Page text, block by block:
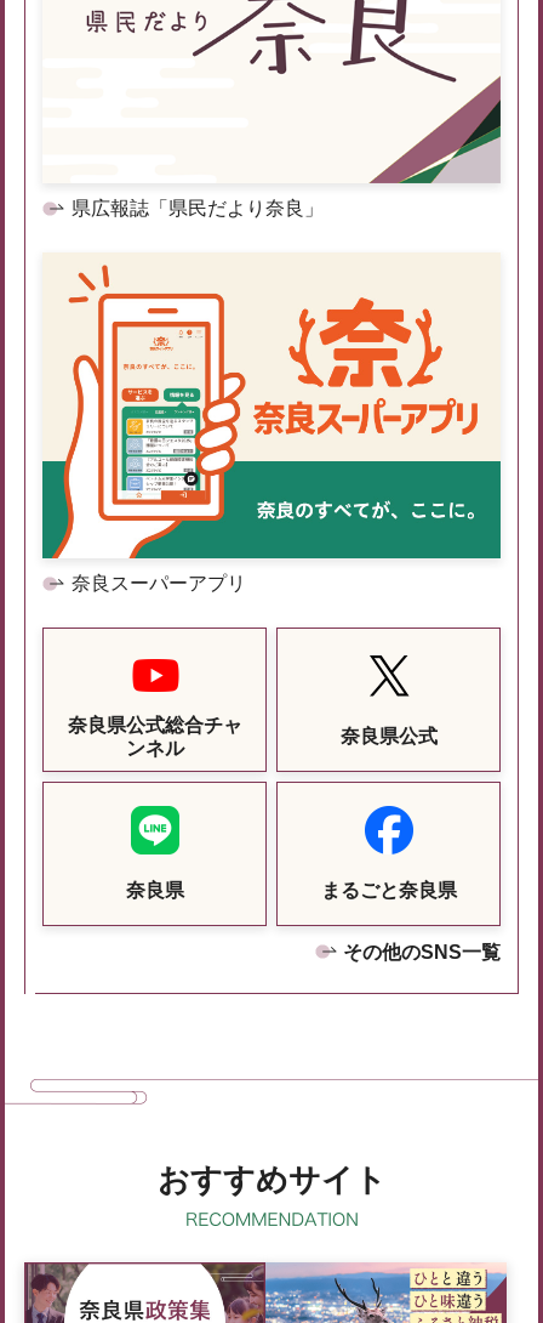
県広報誌「県民だより奈良」
奈良スーパーアプリ
奈良県公式総合チャ
ンネル
奈良県公式
奈良県 まるごと奈良県
その他のSNS一覧
おすすめサイト